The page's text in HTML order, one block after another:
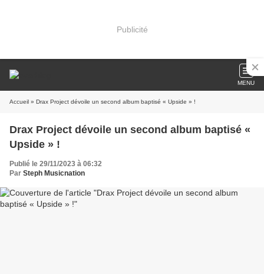
Publicité
MENU
Accueil » Drax Project dévoile un second album baptisé « Upside » !
Drax Project dévoile un second album baptisé «
Upside » !
Publié le 29/11/2023 à 06:32
Par Steph Musicnation